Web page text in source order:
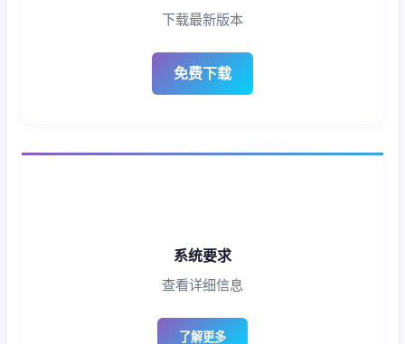
下载最新版本
免费下载
系统要求
查看详细信息
了解更多